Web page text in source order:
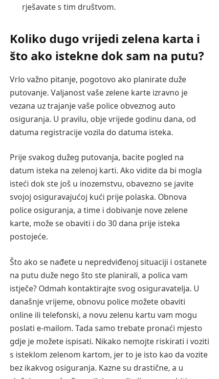
rješavate s tim društvom.
Koliko dugo vrijedi zelena karta i
što ako istekne dok sam na putu?
Vrlo važno pitanje, pogotovo ako planirate duže
putovanje. Valjanost vaše zelene karte izravno je
vezana uz trajanje vaše police obveznog auto
osiguranja. U pravilu, obje vrijede godinu dana, od
datuma registracije vozila do datuma isteka.
Prije svakog dužeg putovanja, bacite pogled na
datum isteka na zelenoj karti. Ako vidite da bi mogla
isteći dok ste još u inozemstvu, obavezno se javite
svojoj osiguravajućoj kući prije polaska. Obnova
police osiguranja, a time i dobivanje nove zelene
karte, može se obaviti i do 30 dana prije isteka
postojeće.
Što ako se nađete u nepredviđenoj situaciji i ostanete
na putu duže nego što ste planirali, a polica vam
istječe? Odmah kontaktirajte svog osiguravatelja. U
današnje vrijeme, obnovu police možete obaviti
online ili telefonski, a novu zelenu kartu vam mogu
poslati e-mailom. Tada samo trebate pronaći mjesto
gdje je možete ispisati. Nikako nemojte riskirati i voziti
s isteklom zelenom kartom, jer to je isto kao da vozite
bez ikakvog osiguranja. Kazne su drastične, a u